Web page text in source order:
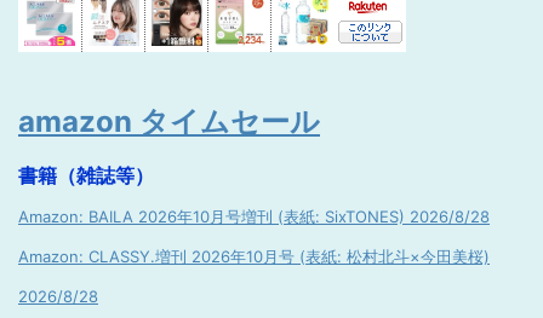
amazon タイムセール
書籍（雑誌等）
Amazon: BAILA 2026年10月号増刊 (表紙: SixTONES) 2026/8/28
Amazon: CLASSY.増刊 2026年10月号 (表紙: 松村北斗×今田美桜)
2026/8/28